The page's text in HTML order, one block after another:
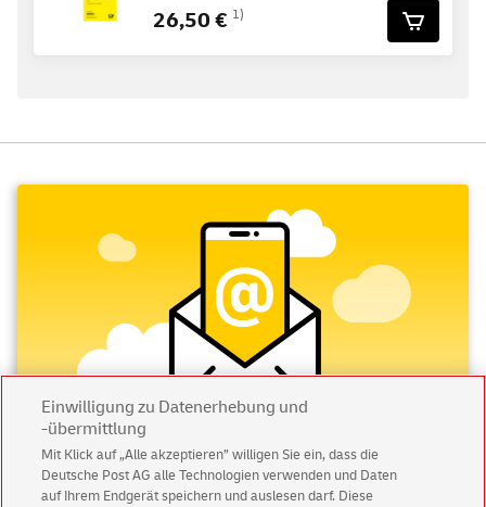
26,50 € 1)
Abonnieren Sie unseren Newsletter
Einwilligung zu Datenerhebung und
-übermittlung
Mit Klick auf „Alle akzeptieren” willigen Sie ein, dass die
Deutsche Post AG alle Technologien verwenden und Daten
auf Ihrem Endgerät speichern und auslesen darf. Diese